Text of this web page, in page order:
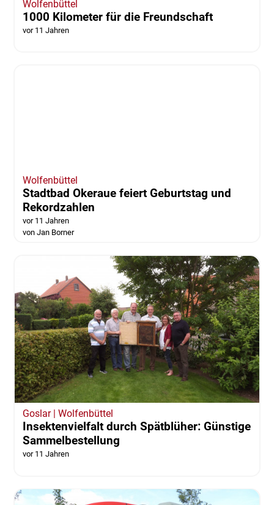
Wolfenbüttel
1000 Kilometer für die Freundschaft
vor 11 Jahren
Wolfenbüttel
Stadtbad Okeraue feiert Geburtstag und
Rekordzahlen
vor 11 Jahren
von Jan Borner